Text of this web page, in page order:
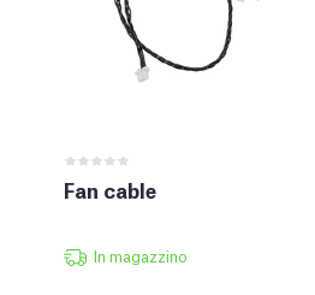
Fan cable
In magazzino